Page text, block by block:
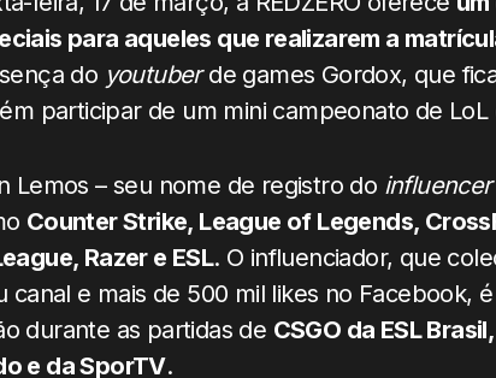
para aqueles que realizarem a
do youtuberde games Gordox, que
participar de um mini campeonato de LoL
Lemos – seu nome de registro do influencer
Counter Strike, League of Legends,
Razer e ESL. O influenciador, que
canal e mais de 500 mil likes no Facebook,
durante as partidas de CSGO da ESL
e da SporTV.